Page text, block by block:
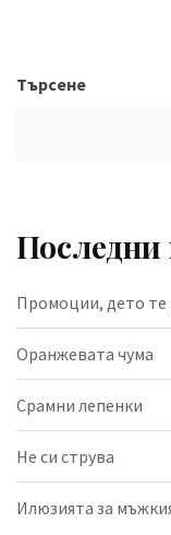
Търсене
Промоции, дето те
Оранжевата чума
Срамни лепенки
Не си струва
Илюзията за